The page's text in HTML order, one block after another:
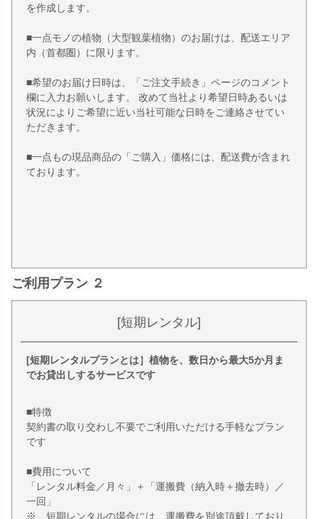
を作成します。
■一点モノの植物（大型観葉植物）のお届けは、配送エリア
内（首都圏）に限ります。
■希望のお届け日時は、「ご注文手続き」ページのコメント
欄に入力お願いします。 改めて当社より希望日時あるいは
状況によりご希望に近い当社可能な日時をご連絡させてい
ただきます。
■一点もの現品商品の「ご購入」価格には、配送費が含まれ
ております。
ご利用プラン ２
[短期レンタル]
[短期レンタルプランとは］植物を、数日から最大5か月ま
でお貸出しするサービスです
■特徴
契約書の取り交わし不要でご利用いただける手軽なプラン
です
■費用について
「レンタル料金／月々」＋「運搬費（納入時＋撤去時）／
一回」
※ 短期レンタルの場合には、運搬費を別途頂戴しており